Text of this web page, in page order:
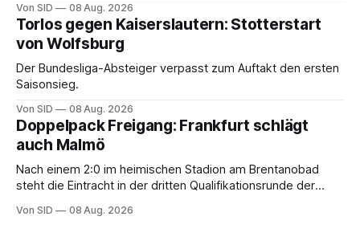
Von SID 08 Aug. 2026
Torlos gegen Kaiserslautern: Stotterstart
von Wolfsburg
Der Bundesliga-Absteiger verpasst zum Auftakt den ersten
Saisonsieg.
Von SID 08 Aug. 2026
Doppelpack Freigang: Frankfurt schlägt
auch Malmö
Nach einem 2:0 im heimischen Stadion am Brentanobad
steht die Eintracht in der dritten Qualifikationsrunde der
Von SID 08 Aug. 2026